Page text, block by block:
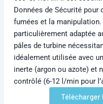
Données de Sécurité
fumées et la manipulation.
particulièrement adaptée
pâles de turbine
idéalement utilisée avec
inerte (argon ou azote) et
contrôlé (6-12 l/min pour
Télécharger